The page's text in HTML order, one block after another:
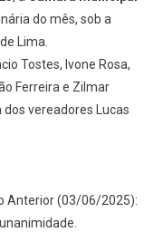
do mês, sob a
Lima.
Tostes, Ivone Rosa,
Ferreira e Zilmar
vereadores Lucas
Anterior (03/06/2025):